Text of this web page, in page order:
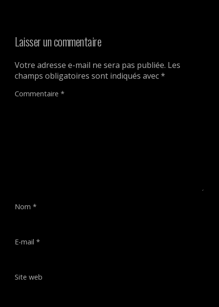
Laisser un commentaire
Votre adresse e-mail ne sera pas publiée. Les
champs obligatoires sont indiqués avec*
Commentaire *
Nom *
E-mail *
Site web